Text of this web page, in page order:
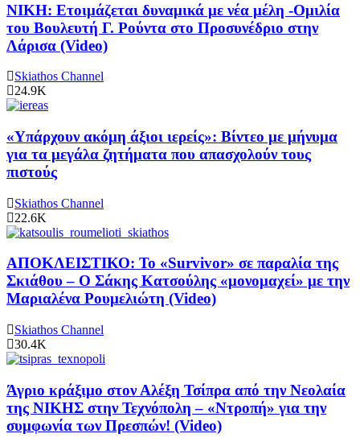
ΝΙΚΗ: Ετοιμάζεται δυναμικά με νέα μέλη -Ομιλία
του Βουλευτή Γ. Ρούντα στο Προσυνέδριο στην
Λάρισα (Video)
Skiathos Channel
24.9K
«Υπάρχουν ακόμη άξιοι ιερείς»: Βίντεο με μήνυμα
για τα μεγάλα ζητήματα που απασχολούν τους
πιστούς
Skiathos Channel
22.6K
ΑΠΟΚΛΕΙΣΤΙΚΟ: Το «Survivor» σε παραλία της
Σκιάθου – Ο Σάκης Κατσούλης «μονομαχεί» με την
Μαριαλένα Ρουμελιώτη (Video)
Skiathos Channel
30.4K
Άγριο κράξιμο στον Αλέξη Τσίπρα από την Νεολαία
της ΝΙΚΗΣ στην Τεχνόπολη – «Ντροπή» για την
συμφωνία των Πρεσπών! (Video)